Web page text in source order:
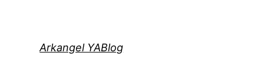
Arkangel YABlog